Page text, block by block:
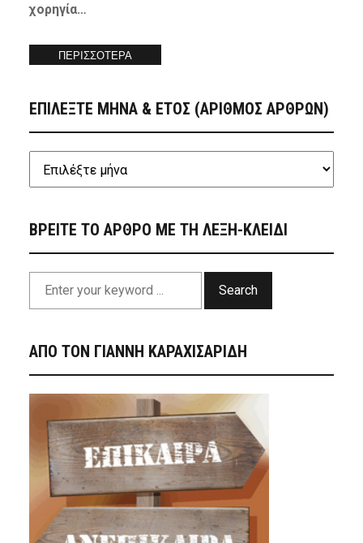
χορηγία…
ΠΕΡΙΣΣΟΤΕΡΑ
ΕΠΙΛΕΞΤΕ ΜΗΝΑ & ΕΤΟΣ (ΑΡΙΘΜΟΣ ΑΡΘΡΩΝ)
ΒΡΕΙΤΕ ΤΟ ΑΡΘΡΟ ΜΕ ΤΗ ΛΕΞΗ-ΚΛΕΙΔΙ
Search
ΑΠΟ ΤΟΝ ΓΙΑΝΝΗ ΚΑΡΑΧΙΣΑΡΙΔΗ